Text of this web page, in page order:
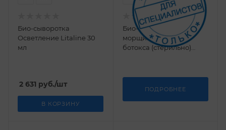
Био-сыворотка
Осветление Litaline 30
мл
2 631 руб./шт
В КОРЗИНУ
Био-сыворотка От
морщин с эффектом
ботокса (стерильно)
ПОДРОБНЕЕ